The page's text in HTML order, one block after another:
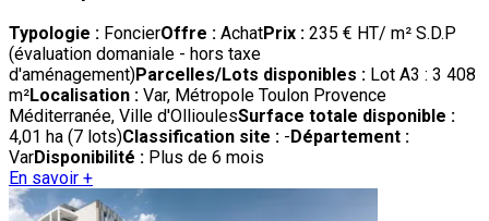
Typologie : FoncierOffre : AchatPrix : 235 € HT/ m² S.D.P
(évaluation domaniale - hors taxe
d'aménagement)Parcelles/Lots disponibles : Lot A3 : 3 408
m²Localisation : Var, Métropole Toulon Provence
Méditerranée, Ville d'OllioulesSurface totale disponible :
4,01 ha (7 lots)Classification site : -Département :
VarDisponibilité : Plus de 6 mois
En savoir +